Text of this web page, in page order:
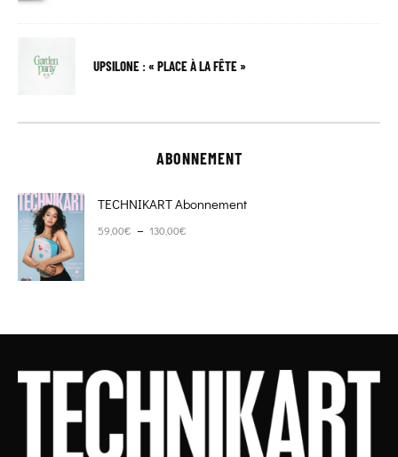
UPSILONE : « PLACE À LA FÊTE »
ABONNEMENT
TECHNIKART Abonnement
59,00€ – 130,00€